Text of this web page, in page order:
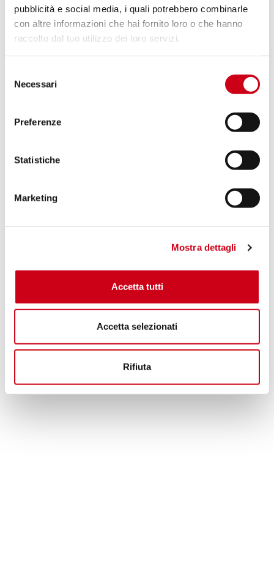
pubblicità e social media, i quali potrebbero combinarle
con altre informazioni che hai fornito loro o che hanno
raccolto dal tuo utilizzo dei loro servizi.
delNecessari
Preferenze
Statistiche
Marketing
Mostra dettagli
Accetta tutti
Accetta selezionati
Rifiuta